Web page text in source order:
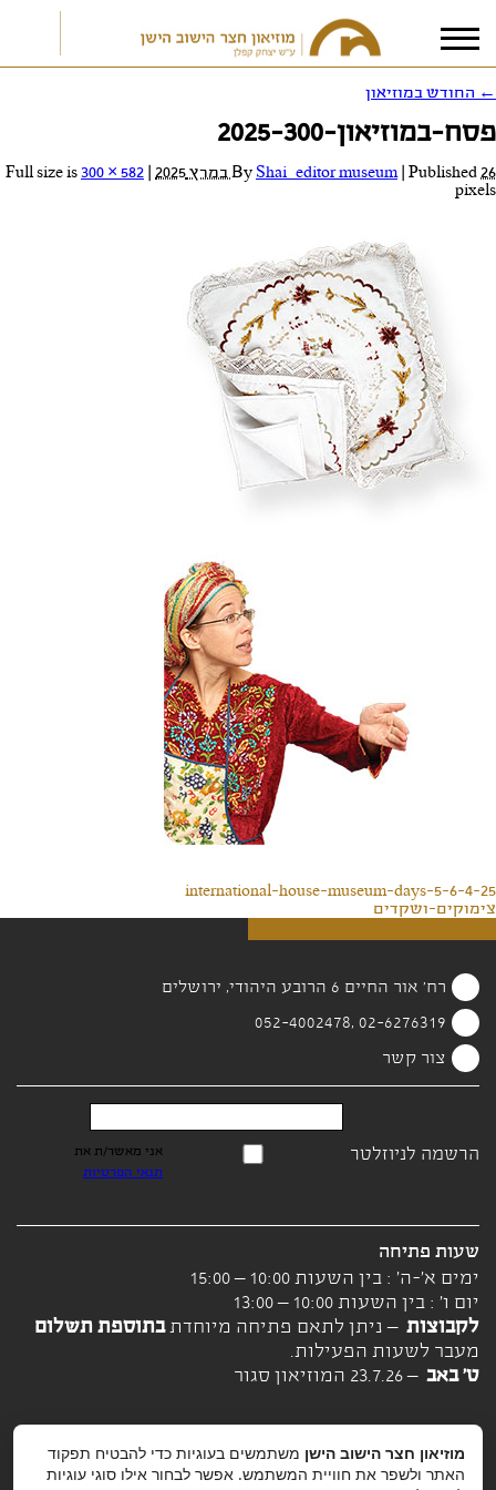
אני מאשר/ת אתתנאי הפרטיות
← החודש במוזיאון
פסח-במוזיאון-2025-300
By Shai_editor museum Published26 במרץ 2025
300 × 582
pixels
international-house-museum-days-5-6-4-25
צימוקים-ושקדים
רח' אור החיים 6 הרובע היהודי, ירושלים
02-6276319 ,052-4002478
צור קשר
הרשמה לניוזלטר
אני מאשר/ת את
תנאי הפרטיות
שעות פתיחה
ימים א'-ה' : בין השעות 10:00 – 15:00
יום ו' : בין השעות 10:00 – 13:00
לקבוצות – ניתן לתאם פתיחה מיוחדתבתוספת תשלום
מעבר לשעות הפעילות.
ט' באב– 23.7.26 המוזיאון סגור
מוזיאון חצר הישוב הישן משתמשים בעוגיות כדי להבטיח תפקוד
האתר ולשפר את חוויית המשתמש. אפשר לבחור אילו סוגי עוגיות